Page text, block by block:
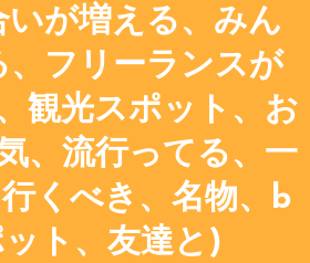
いが増える、みん
、フリーランスが
観光スポット、お
、流行ってる、一
くべき、名物、b
ト、友達と)